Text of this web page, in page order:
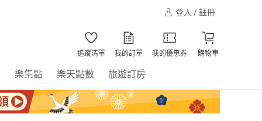
登入 / 註冊
追蹤清單 我的訂單 我的優惠券 購物車
樂集點 樂天點數 旅遊訂房